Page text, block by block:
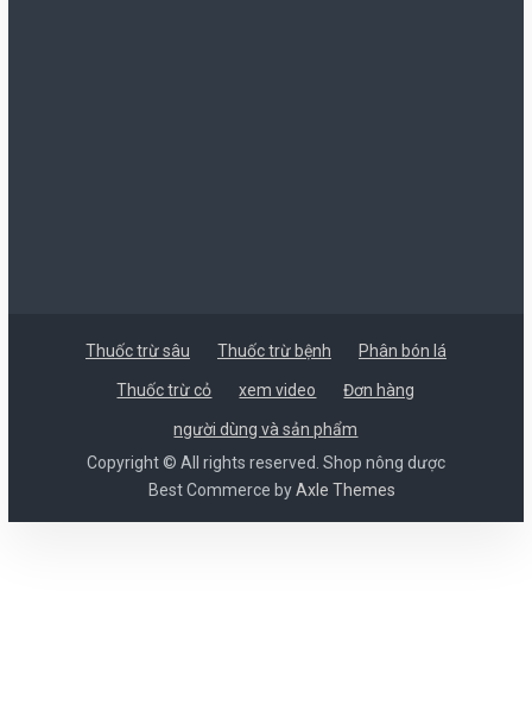
Thuốc trừ sâu Thuốc trừ bệnh Phân bón lá
Thuốc trừ cỏ xem video Đơn hàng
người dùng và sản phẩm
Copyright © All rights reserved. Shop nông dược
Best Commerce byAxle Themes